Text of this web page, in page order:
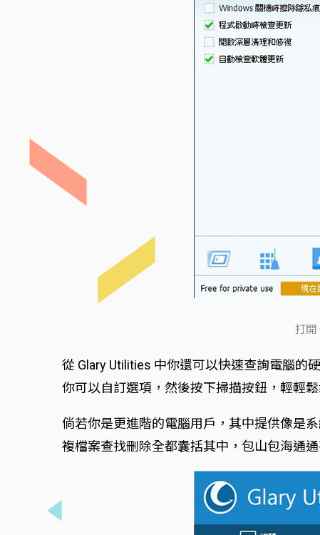
打開
從 Glary Utilities 中你還可以快速查詢電腦的
你可以自訂選項，然後按下掃描按鈕，輕輕
倘若你是更進階的電腦用戶，其中提供像是
複檔案查找刪除全都囊括其中，包山包海通